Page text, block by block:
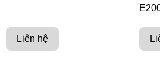
Liên hệ